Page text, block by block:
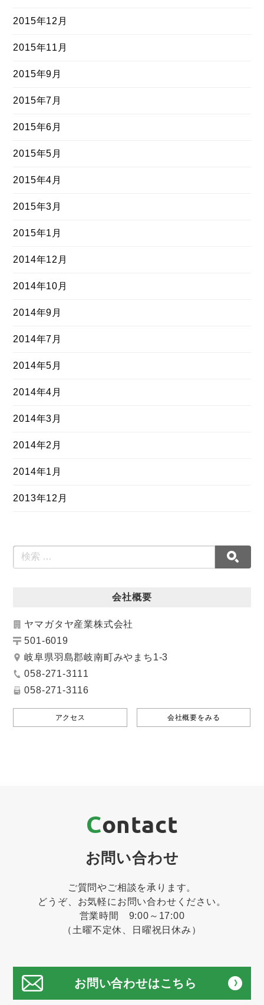
2015年12月
2015年11月
2015年9月
2015年7月
2015年6月
2015年5月
2015年4月
2015年3月
2015年1月
2014年12月
2014年10月
2014年9月
2014年7月
2014年5月
2014年4月
2014年3月
2014年2月
2014年1月
2013年12月
会社概要
ヤマガタヤ産業株式会社
501-6019
岐阜県羽島郡岐南町みやまち1-3
058-271-3111
058-271-3116
アクセス 会社概要をみる
Contact
お問い合わせ
ご質問やご相談を承ります。
どうぞ、お気軽にお問い合わせください。
営業時間 9:00～17:00
（土曜不定休、日曜祝日休み）
お問い合わせはこちら